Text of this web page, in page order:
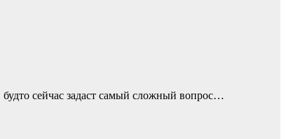
будто сейчас задаст самый сложный вопрос…